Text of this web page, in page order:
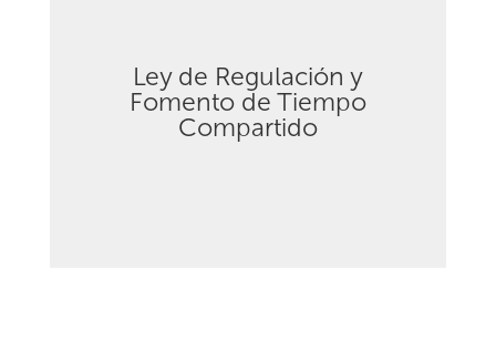
Ley de Regulación y
Fomento de Tiempo
Compartido
Descargar